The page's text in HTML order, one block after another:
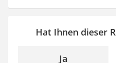
Hat Ihnen dieser
Ja